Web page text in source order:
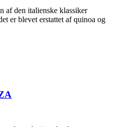
af den italienske klassiker
er blevet erstattet af quinoa og